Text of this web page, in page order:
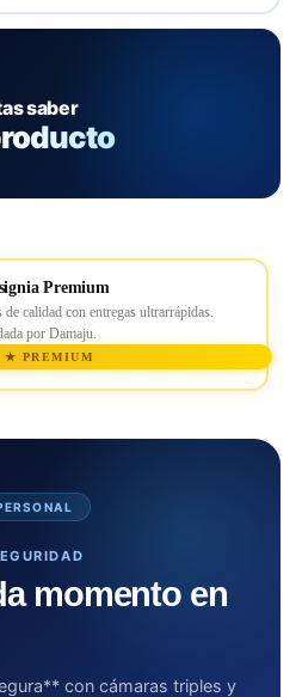
saber
Premium
de calidad con entregas ultrarrápidas.
por Damaju.
★ PREMIUM
momento en
con cámaras triples y